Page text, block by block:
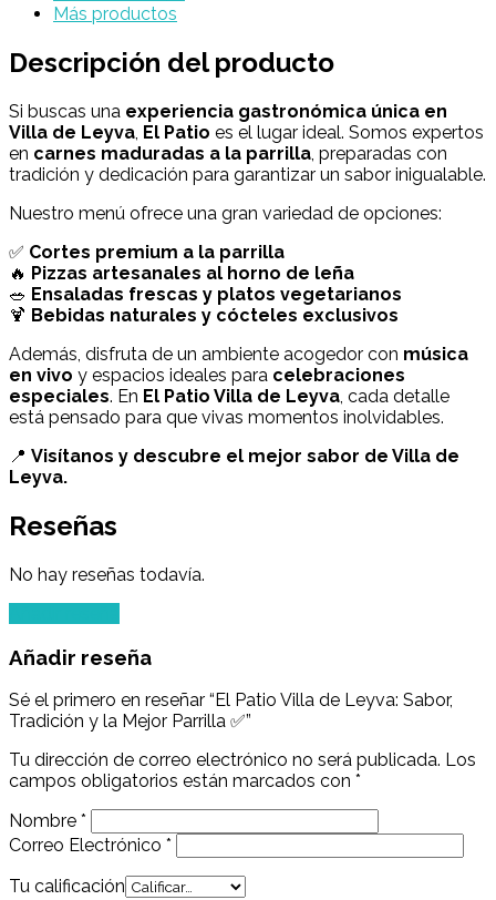
Más productos
Descripción del producto
Si buscas una experiencia gastronómica única en
Villa de Leyva, El Patio es el lugar ideal. Somos expertos
en carnes maduradas a la parrilla, preparadas con
tradición y dedicación para garantizar un sabor inigualable.
Nuestro menú ofrece una gran variedad de opciones:
✅ Cortes premium a la parrilla
🔥 Pizzas artesanales al horno de leña
🥗 Ensaladas frescas y platos vegetarianos
🍹 Bebidas naturales y cócteles exclusivos
Además, disfruta de un ambiente acogedor con música
en vivo y espacios ideales para celebraciones
especiales. En El Patio Villa de Leyva, cada detalle
está pensado para que vivas momentos inolvidables.
📍 Visítanos y descubre el mejor sabor de Villa de
Leyva.
Reseñas
No hay reseñas todavía.
Añadir reseña
Sé el primero en reseñar “El Patio Villa de Leyva: Sabor,
Tradición y la Mejor Parrilla ✅”
Tu dirección de correo electrónico no será publicada. Los
campos obligatorios están marcados con *
Nombre *
Correo Electrónico *
Tu calificación